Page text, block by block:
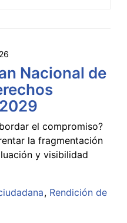
Nacional de
el compromiso?
la fragmentación
y visibilidad
Rendición de